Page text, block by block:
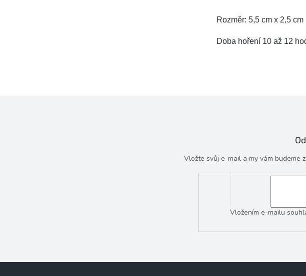
Rozměr: 5,5 cm x 2,5 cm
Doba hoření 10 až 12
Vložte svůj e-mail a my vám budeme
Vložením e-mailu